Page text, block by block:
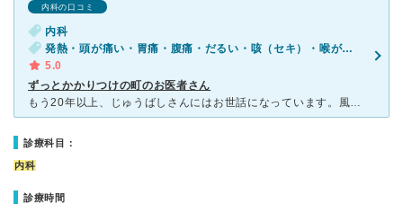
内科の口コミ
内科
発熱・頭が痛い・胃痛・腹痛・だるい・咳（セキ）・喉が痛い・吐き気・嘔吐・体調不良・手足が痛い（関節を除く）・急性の下痢
5.0
ずっとかかりつけの町のお医者さん
もう20年以上、じゅうばしさんにはお世話になっています。風邪やインフルエンザが殆どですが、急性じんましんや急性胃腸炎でも受診しました。 いわゆる町のお医者さんですが、先生がとにかく親切で、診察も内科
診療科目：
内科
診療時間